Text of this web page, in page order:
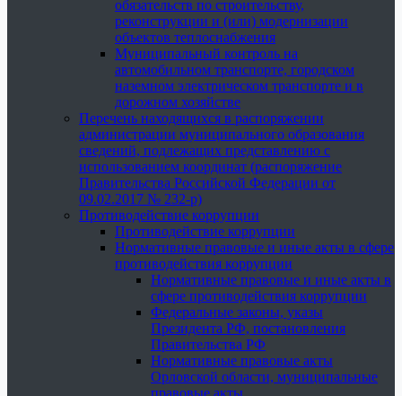
обязательств по строительству,
реконструкции и (или) модернизации
объектов теплоснабжения
Муниципальный контроль на
автомобильном транспорте, городском
наземном электрическом транспорте и в
дорожном хозяйстве
Перечень находящихся в распоряжении
администрации муниципального образования
сведений, подлежащих представлению с
использованием координат (распоряжение
Правительства Российской Федерации от
09.02.2017 № 232-р)
Противодействие коррупции
Противодействие коррупции
Нормативные правовые и иные акты в сфере
противодействия коррупции
Нормативные правовые и иные акты в
сфере противодействия коррупции
Федеральные законы, указы
Президента РФ, постановления
Правительства РФ
Нормативные правовые акты
Орловской области, муниципальные
правовые акты